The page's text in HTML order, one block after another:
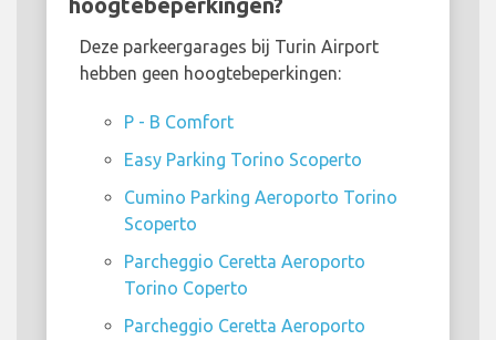
Deze parkeergarages bij Turin Airport
hebben geen hoogtebeperkingen:
P - B Comfort
Easy Parking Torino Scoperto
Cumino Parking Aeroporto Torino
Scoperto
Parcheggio Ceretta Aeroporto
Torino Coperto
Parcheggio Ceretta Aeroporto